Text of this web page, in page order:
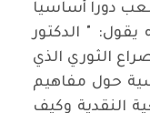
دورا أساسيا
يقول: " الدكتور
الثوري الذي
حول مفاهيم
النقدية وكيف